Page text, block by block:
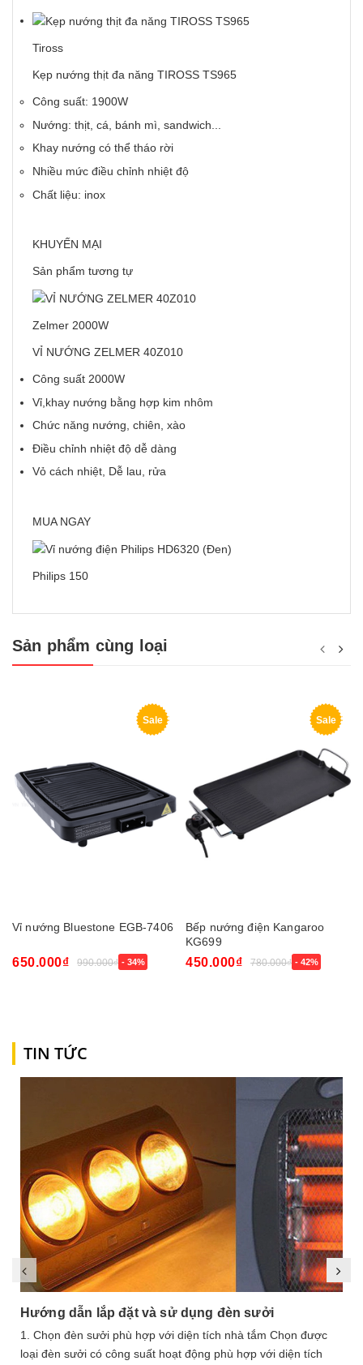
Tiross
Kẹp nướng thịt đa năng TIROSS TS965
Công suất: 1900W
Nướng: thịt, cá, bánh mì, sandwich...
Khay nướng có thể tháo rời
Nhiều mức điều chỉnh nhiệt độ
Chất liệu: inox
KHUYẾN MẠI
Sản phẩm tương tự
Zelmer 2000W
VỈ NƯỚNG ZELMER 40Z010
Công suất 2000W
Vỉ,khay nướng bằng hợp kim nhôm
Chức năng nướng, chiên, xào
Điều chỉnh nhiệt độ dễ dàng
Vỏ cách nhiệt, Dễ lau, rửa
MUA NGAY
Philips 150
Sản phẩm cùng loại
Sale
Vỉ nướng Bluestone EGB-7406
650.000₫ 990.000₫ - 34%
Sale
Bếp nướng điện Kangaroo
KG699
450.000₫ 780.000₫ - 42%
TIN TỨC
Hướng dẫn lắp đặt và sử dụng đèn sưởi
1. Chọn đèn sưởi phù hợp với diện tích nhà tắm Chọn được
loại đèn sưởi có công suất hoạt động phù hợp với diện tích